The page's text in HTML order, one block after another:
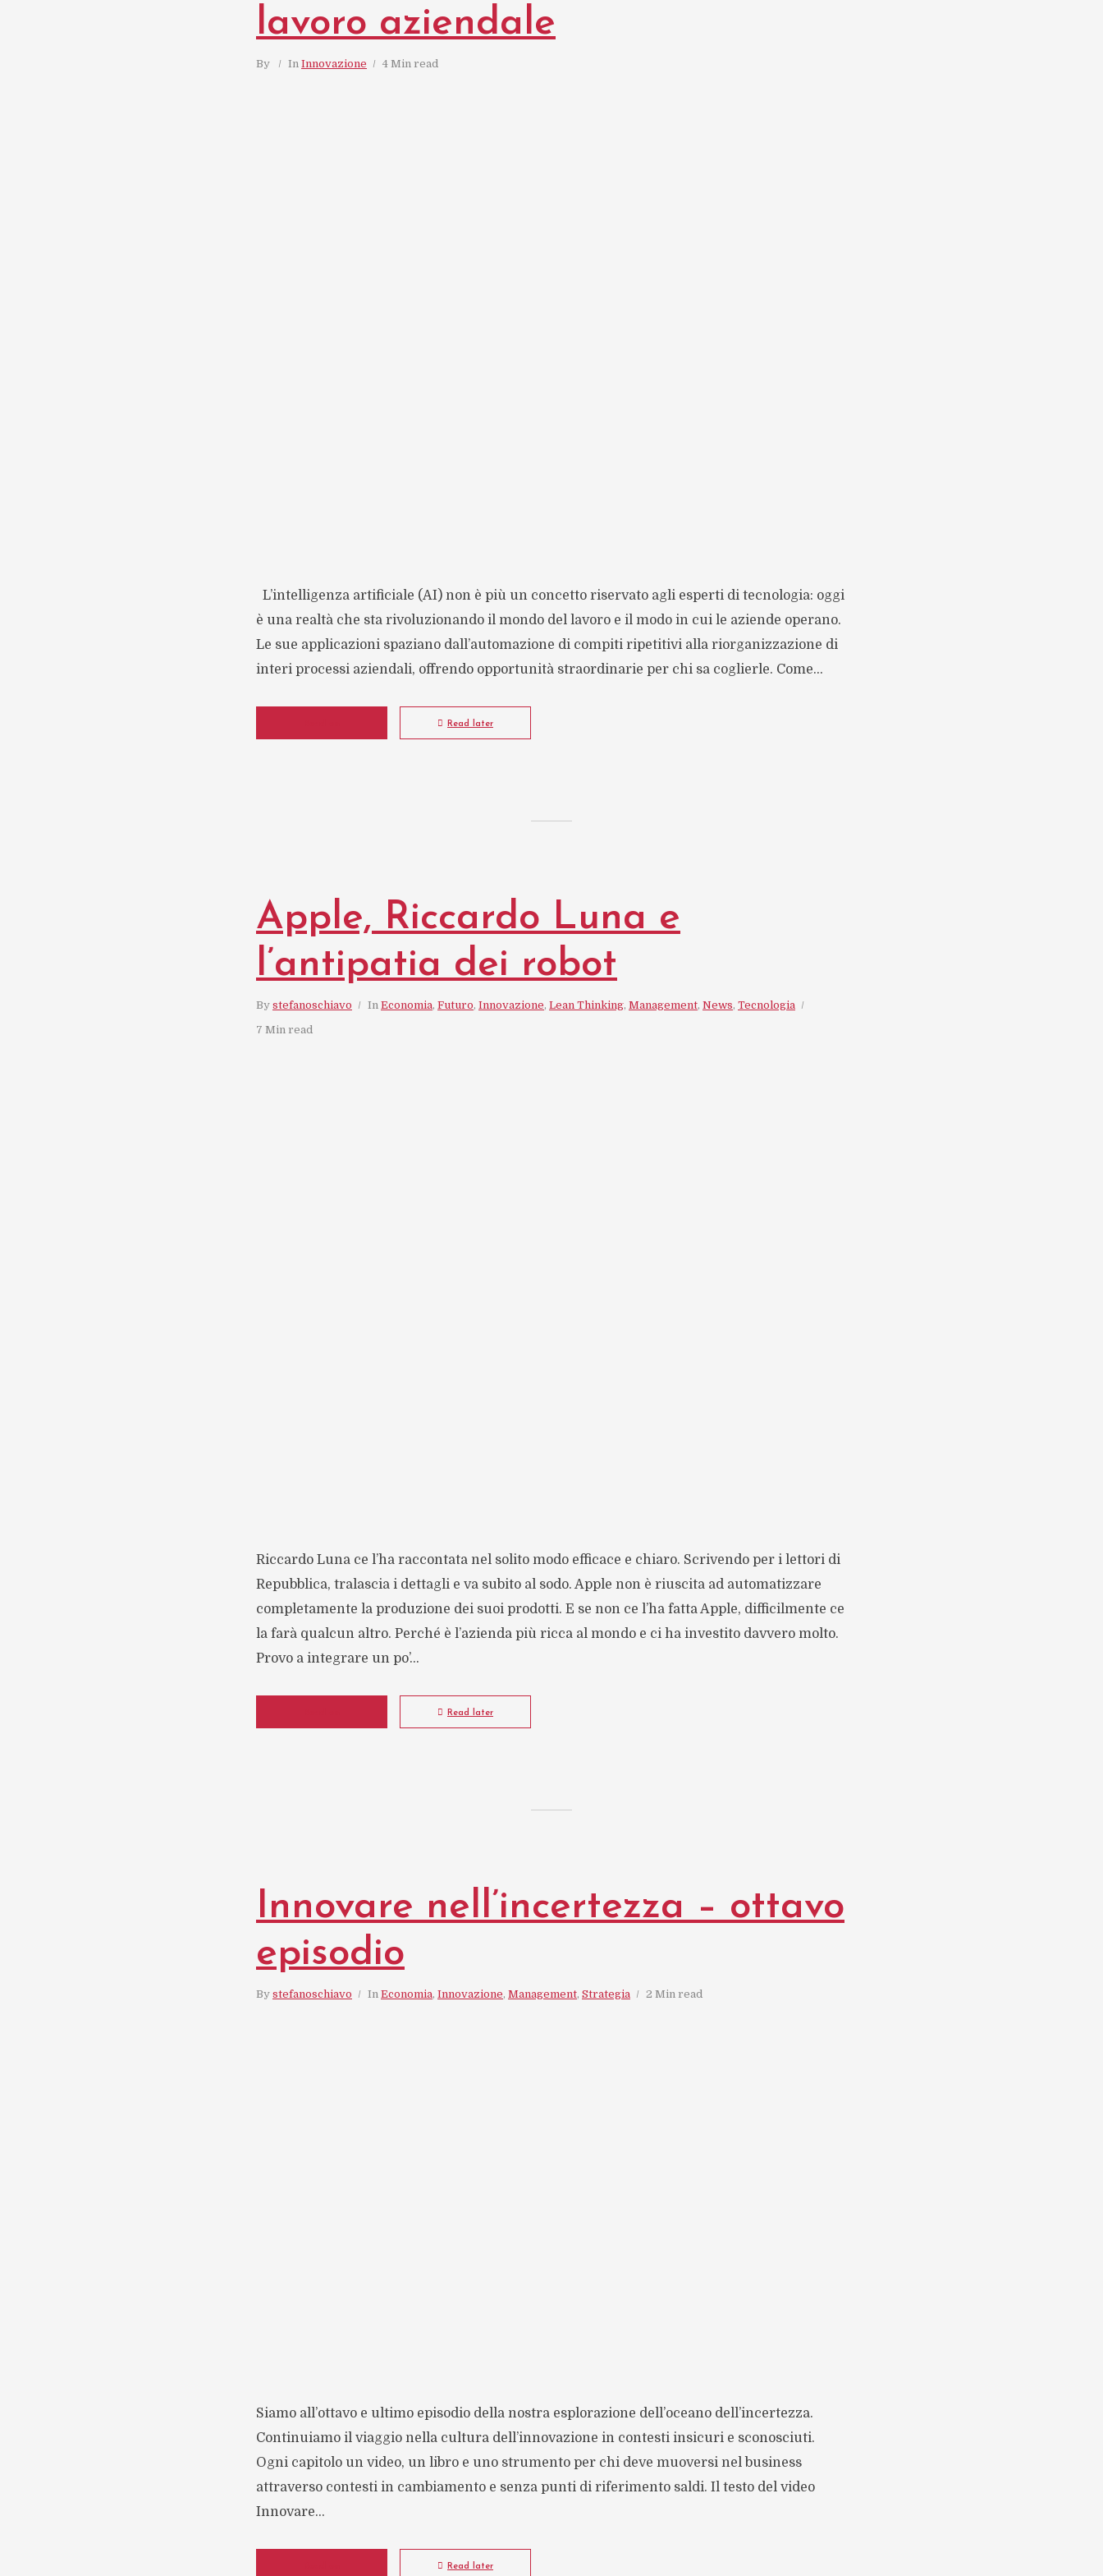
lavoro aziendale
By In Innovazione 4 Min read
L’intelligenza artificiale (AI) non è più un concetto riservato agli esperti di tecnologia: oggi
è una realtà che sta rivoluzionando il mondo del lavoro e il modo in cui le aziende operano.
Le sue applicazioni spaziano dall’automazione di compiti ripetitivi alla riorganizzazione di
interi processi aziendali, offrendo opportunità straordinarie per chi sa coglierle. Come...
Read later
Apple, Riccardo Luna e
l’antipatia dei robot
By stefanoschiavo In Economia, Futuro, Innovazione, Lean Thinking, Management, News, Tecnologia
7 Min read
Riccardo Luna ce l’ha raccontata nel solito modo efficace e chiaro. Scrivendo per i lettori di
Repubblica, tralascia i dettagli e va subito al sodo. Apple non è riuscita ad automatizzare
completamente la produzione dei suoi prodotti. E se non ce l’ha fatta Apple, difficilmente ce
la farà qualcun altro. Perché è l’azienda più ricca al mondo e ci ha investito davvero molto.
Provo a integrare un po’...
Read later
Innovare nell’incertezza – ottavo
episodio
By stefanoschiavo In Economia, Innovazione, Management, Strategia 2 Min read
Siamo all’ottavo e ultimo episodio della nostra esplorazione dell’oceano dell’incertezza.
Continuiamo il viaggio nella cultura dell’innovazione in contesti insicuri e sconosciuti.
Ogni capitolo un video, un libro e uno strumento per chi deve muoversi nel business
attraverso contesti in cambiamento e senza punti di riferimento saldi. Il testo del video
Innovare...
Read later